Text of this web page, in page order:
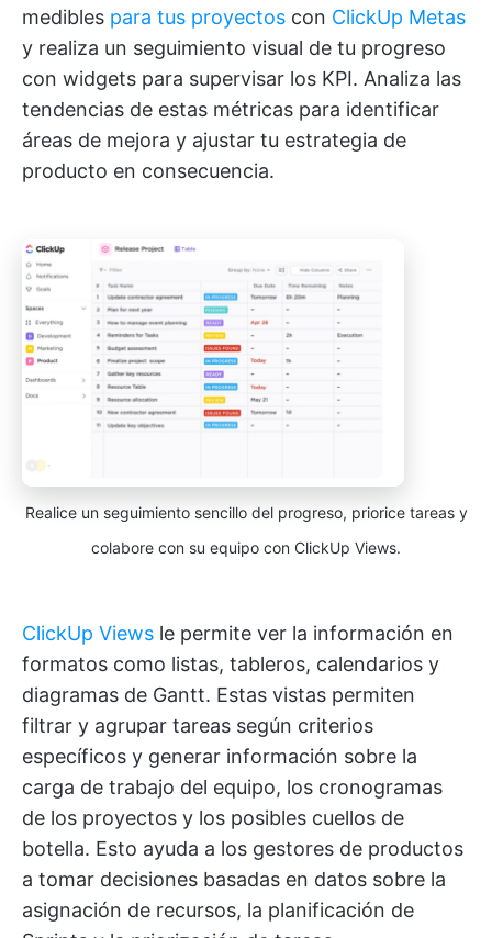
medibles para tus proyectos con ClickUp Metas
y realiza un seguimiento visual de tu progreso
con widgets para supervisar los KPI. Analiza las
tendencias de estas métricas para identificar
áreas de mejora y ajustar tu estrategia de
producto en consecuencia.
Realice un seguimiento sencillo del progreso, priorice tareas y
colabore con su equipo con ClickUp Views.
ClickUp Views le permite ver la información en
formatos como listas, tableros, calendarios y
diagramas de Gantt. Estas vistas permiten
filtrar y agrupar tareas según criterios
específicos y generar información sobre la
carga de trabajo del equipo, los cronogramas
de los proyectos y los posibles cuellos de
botella. Esto ayuda a los gestores de productos
a tomar decisiones basadas en datos sobre la
asignación de recursos, la planificación de